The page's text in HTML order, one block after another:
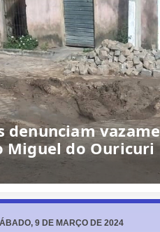
denunciam
Miguel do Ouricuri
9 DE MARÇO DE 2024